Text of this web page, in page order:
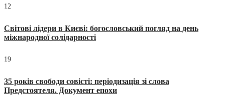
12
Світові лідери в Києві: богословський погляд на день
міжнародної солідарності
19
35 років свободи совісті: періодизація зі слова
Предстоятеля. Документ епохи